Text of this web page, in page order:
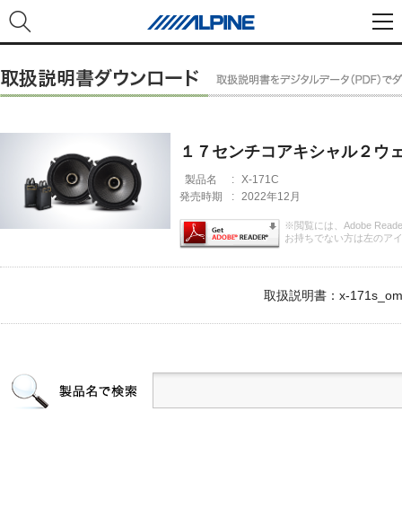
１７センチコアキシャル２ウ
製品名 : X-171C
発売時期
: 2022年12月
※閲覧には、Adobe
お持ちでない方は左のア
取扱説明書：x-